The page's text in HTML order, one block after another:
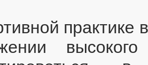
практике